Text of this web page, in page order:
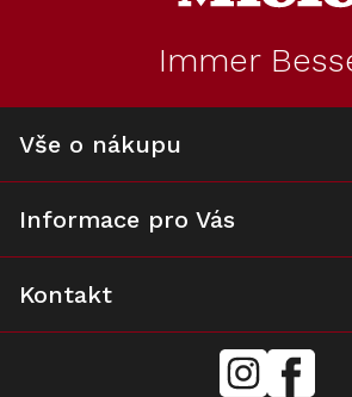
p
v
v
Immer
Vše o nákupu
Informace pro Vás
Kontakt
mielecentervlasek
Miele
Center